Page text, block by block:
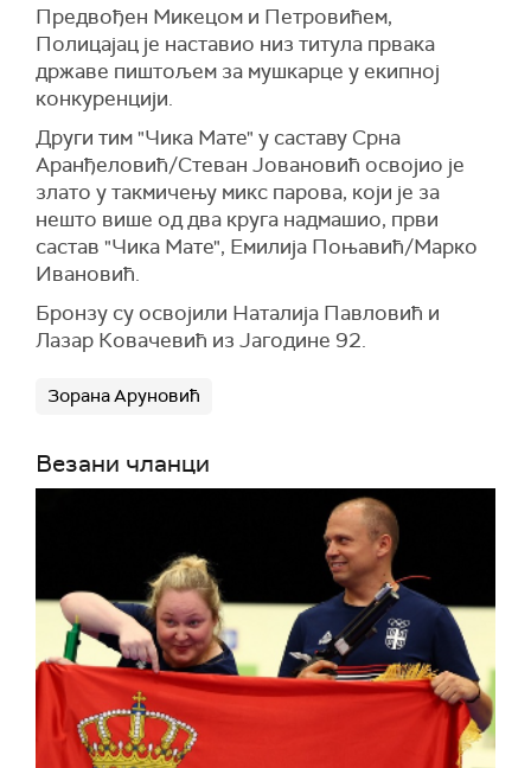
Предвођен Микецом и Петровићем,
Полицајац је наставио низ титула првака
државе пиштољем за мушкарце у екипној
конкуренцији.
Други тим "Чика Мате" у саставу Срна
Аранђеловић/Стеван Јовановић освојио је
злато у такмичењу микс парова, који је за
нешто више од два круга надмашио, први
састав "Чика Мате", Емилија Поњавић/Марко
Ивановић.
Бронзу су освојили Наталија Павловић и
Лазар Ковачевић из Јагодине 92.
Зорана Аруновић
Везани чланци